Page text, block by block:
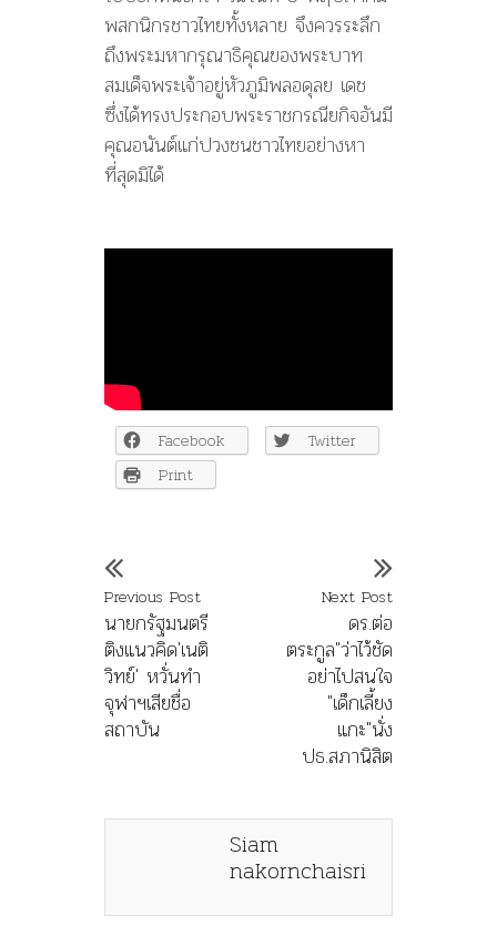
พสกนิกรชาวไทยทั้งหลาย จึงควรระลึก
ถึงพระมหากรุณาธิคุณของพระบาท
สมเด็จพระเจ้าอยู่หัวภูมิพลอดุลย เดช
ซึ่งได้ทรงประกอบพระราชกรณียกิจอันมี
คุณอนันต์แก่ปวงชนชาวไทยอย่างหา
ที่สุดมิได้
Facebook
Twitter
Print
Previous Post
นายกรัฐมนตรี
ติงแนวคิด'เนติ
วิทย์' หวั่นทำ
จุฬาฯเสียชื่อ
สถาบัน
Next Post
ดร.ต่อ
ตระกูล"ว่าไว้ชัด
อย่าไปสนใจ
"เด็กเลี้ยง
แกะ"นั่ง
ปธ.สภานิสิต
Siam
nakornchaisri